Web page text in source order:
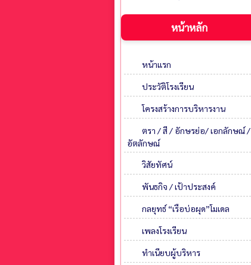
หน้าหลัก
หน้าแรก
ประวัติโรงเรียน
โครงสร้างการบริหารงาน
ตรา / สี / อักษรย่อ/ เอกลักษณ์ /
อัตลักษณ์
วิสัยทัศน์
พันธกิจ / เป้าประสงค์
กลยุทธ์ “เรือบ่อผุด”โมเดล
เพลงโรงเรียน
ทำเนียบผู้บริหาร